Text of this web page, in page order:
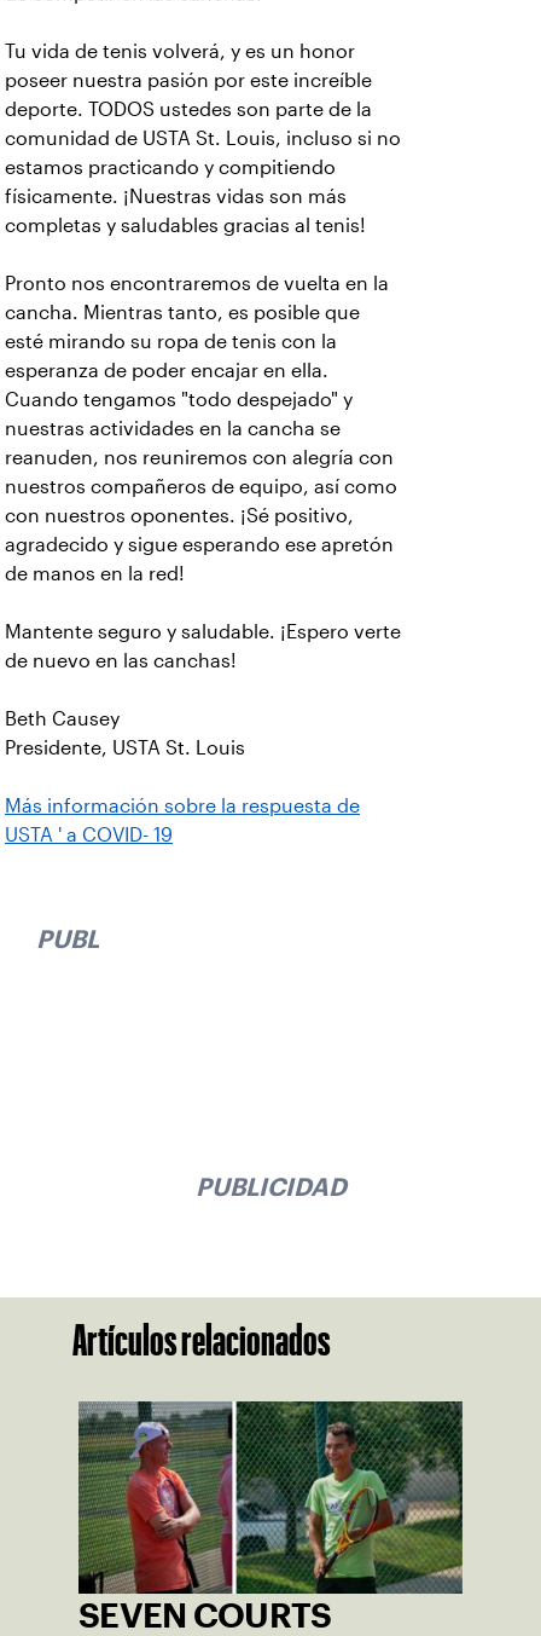
Tu vida de tenis volverá, y es un honor
poseer nuestra pasión por este increíble
deporte. TODOS ustedes son parte de la
comunidad de USTA St. Louis, incluso si no
estamos practicando y compitiendo
físicamente. ¡Nuestras vidas son más
completas y saludables gracias al tenis!
Pronto nos encontraremos de vuelta en la
cancha. Mientras tanto, es posible que
esté mirando su ropa de tenis con la
esperanza de poder encajar en ella.
Cuando tengamos "todo despejado" y
nuestras actividades en la cancha se
reanuden, nos reuniremos con alegría con
nuestros compañeros de equipo, así como
con nuestros oponentes. ¡Sé positivo,
agradecido y sigue esperando ese apretón
de manos en la red!
Mantente seguro y saludable. ¡Espero verte
de nuevo en las canchas!
Beth Causey
Presidente, USTA St. Louis
Más información sobre la respuesta de
USTA ' a COVID- 19
PUBLICIDAD
PUBLICIDAD
Artículos relacionados
SEVEN COURTS